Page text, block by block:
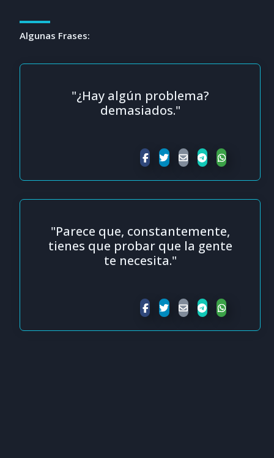
Algunas Frases:
"¿Hay algún problema?
demasiados."
"Parece que, constantemente,
tienes que probar que la gente
te necesita."